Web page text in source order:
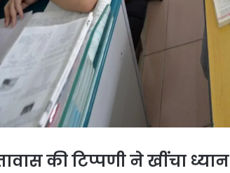
की टिप्पणी ने खींचा ध्यान